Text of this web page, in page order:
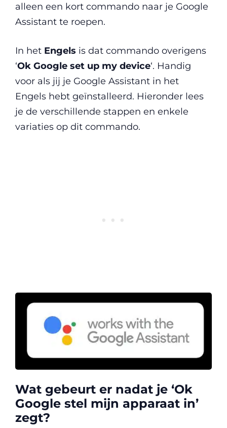
alleen een kort commando naar je Google
Assistant te roepen.
In het Engels is dat commando overigens
‘Ok Google set up my device‘. Handig
voor als jij je Google Assistant in het
Engels hebt geïnstalleerd. Hieronder lees
je de verschillende stappen en enkele
variaties op dit commando.
Wat gebeurt er nadat je ‘Ok
Google stel mijn apparaat in’
zegt?